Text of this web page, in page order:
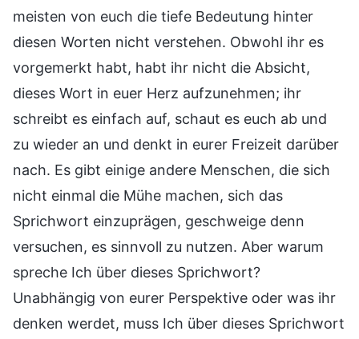
meisten von euch die tiefe Bedeutung hinter
diesen Worten nicht verstehen. Obwohl ihr es
vorgemerkt habt, habt ihr nicht die Absicht,
dieses Wort in euer Herz aufzunehmen; ihr
schreibt es einfach auf, schaut es euch ab und
zu wieder an und denkt in eurer Freizeit darüber
nach. Es gibt einige andere Menschen, die sich
nicht einmal die Mühe machen, sich das
Sprichwort einzuprägen, geschweige denn
versuchen, es sinnvoll zu nutzen. Aber warum
spreche Ich über dieses Sprichwort?
Unabhängig von eurer Perspektive oder was ihr
denken werdet, muss Ich über dieses Sprichwort